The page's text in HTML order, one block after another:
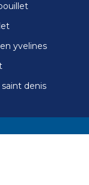
yvelines
denis